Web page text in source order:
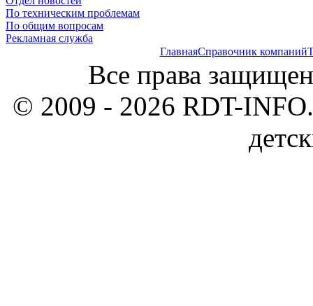
По техническим проблемам
По общим вопросам
Рекламная служба
ГлавнаяСправочник компаний
Все права
© 2009 - 2026 RDT-